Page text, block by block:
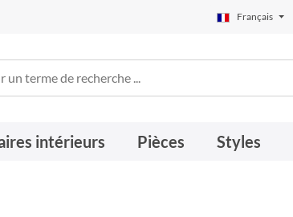
Français
intérieurs Pièces Styles